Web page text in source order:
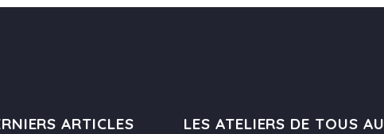
ARTICLES
LES ATELIERS DE TOUS AU